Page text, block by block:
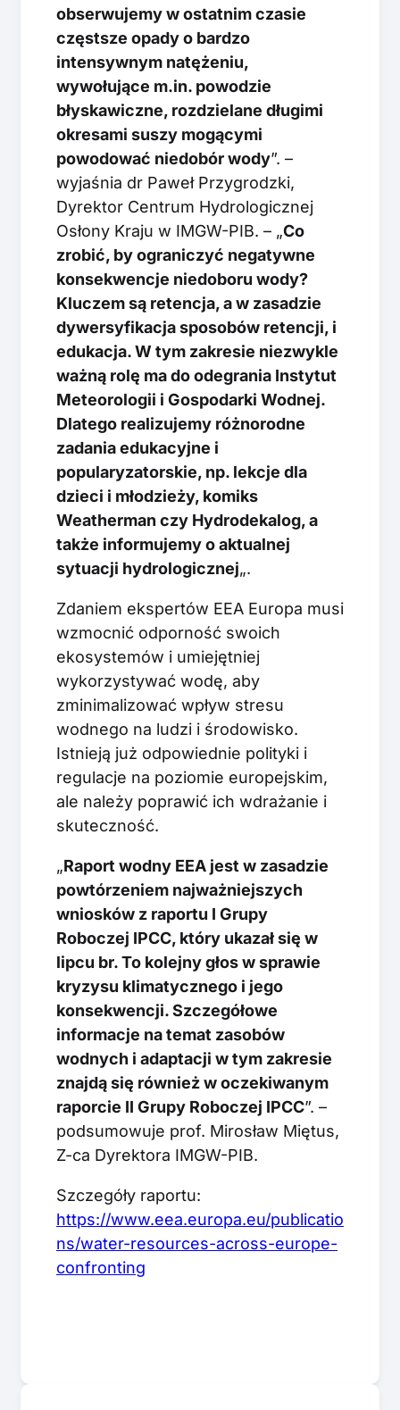
obserwujemy w ostatnim czasie
częstsze opady o bardzo
intensywnym natężeniu,
wywołujące m.in. powodzie
błyskawiczne, rozdzielane długimi
okresami suszy mogącymi
powodować niedobór wody”. –
wyjaśnia dr Paweł Przygrodzki,
Dyrektor Centrum Hydrologicznej
Osłony Kraju w IMGW-PIB. – „Co
zrobić, by ograniczyć negatywne
konsekwencje niedoboru wody?
Kluczem są retencja, a w zasadzie
dywersyfikacja sposobów retencji, i
edukacja. W tym zakresie niezwykle
ważną rolę ma do odegrania Instytut
Meteorologii i Gospodarki Wodnej.
Dlatego realizujemy różnorodne
zadania edukacyjne i
popularyzatorskie, np. lekcje dla
dzieci i młodzieży, komiks
Weatherman czy Hydrodekalog, a
także informujemy o aktualnej
sytuacji hydrologicznej„.
Zdaniem ekspertów EEA Europa musi
wzmocnić odporność swoich
ekosystemów i umiejętniej
wykorzystywać wodę, aby
zminimalizować wpływ stresu
wodnego na ludzi i środowisko.
Istnieją już odpowiednie polityki i
regulacje na poziomie europejskim,
ale należy poprawić ich wdrażanie i
skuteczność.
„Raport wodny EEA jest w zasadzie
powtórzeniem najważniejszych
wniosków z raportu I Grupy
Roboczej IPCC, który ukazał się w
lipcu br. To kolejny głos w sprawie
kryzysu klimatycznego i jego
konsekwencji. Szczegółowe
informacje na temat zasobów
wodnych i adaptacji w tym zakresie
znajdą się również w oczekiwanym
raporcie II Grupy Roboczej IPCC”. –
podsumowuje prof. Mirosław Miętus,
Z-ca Dyrektora IMGW-PIB.
Szczegóły raportu:
https://www.eea.europa.eu/publicatio
ns/water-resources-across-europe-
confronting